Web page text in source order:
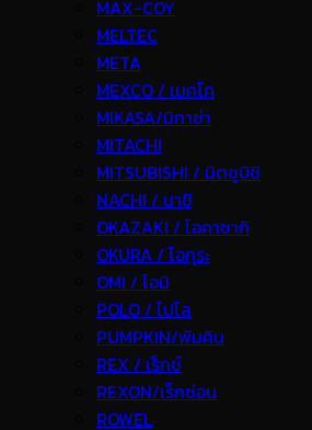
MAX-COY
MELTEC
META
MEXCO / เมคโค
MIKASA/มิกาซ่า
MITACHI
MITSUBISHI / มิตซูบิชิ
NACHI / นาชิ
OKAZAKI / โอคาซากิ
OKURA / โอกุระ
OMI / โอมิ
POLO / โปโล
PUMPKIN/พัมคิน
REX / เร็กช์
REXON/เร็กซ่อน
ROWEL